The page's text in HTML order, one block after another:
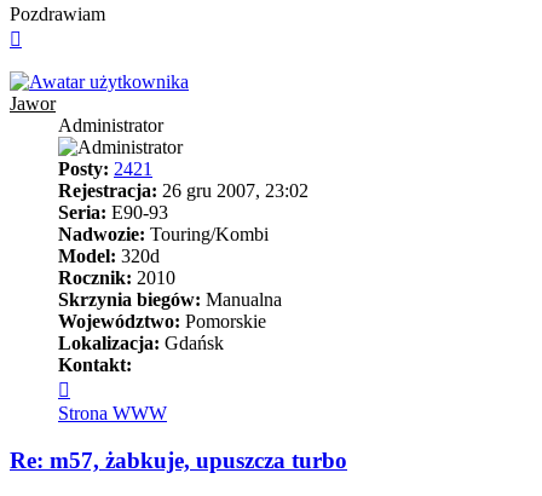
Pozdrawiam
Jawor
Administrator
Posty: 2421
Rejestracja: 26 gru 2007, 23:02
Seria: E90-93
Nadwozie: Touring/Kombi
Model: 320d
Rocznik: 2010
Skrzynia biegów: Manualna
Województwo: Pomorskie
Lokalizacja: Gdańsk
Kontakt:
się
z
Jawor
Strona WWW
Re: m57, żabkuje, upuszcza turbo